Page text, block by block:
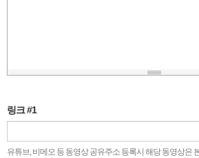
링크 #1
유튜브, 비메오 등 동영상 공유주소 등록시 해당 동영상은